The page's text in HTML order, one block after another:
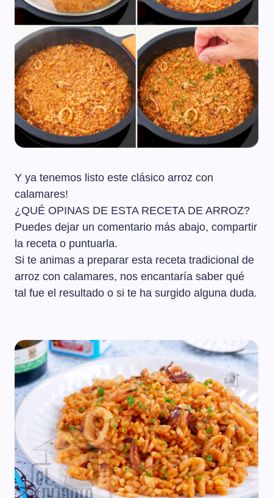
Y ya tenemos listo este clásico arroz con
calamares!
¿QUÉ OPINAS DE ESTA RECETA DE ARROZ?
Puedes dejar un comentario más abajo, compartir
la receta o puntuarla.
Si te animas a preparar esta receta tradicional de
arroz con calamares, nos encantaría saber qué
tal fue el resultado o si te ha surgido alguna duda.